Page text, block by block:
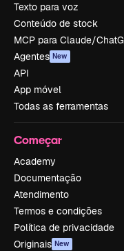
Texto para voz
Conteúdo de stock
MCP para Claude/
Agentes New
API
App móvel
Todas as ferramentas
Começar
Academy
Documentação
Atendimento
Termos e condições
Política de privacidade
Originais New